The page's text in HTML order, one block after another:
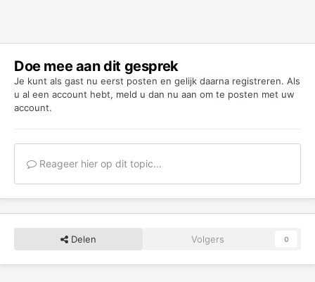
Doe mee aan dit gesprek
Je kunt als gast nu eerst posten en gelijk daarna registreren. Als
u al een account hebt, meld u dan nu aan om te posten met uw
account.
Reageer hier op dit topic...
Delen Volgers 0